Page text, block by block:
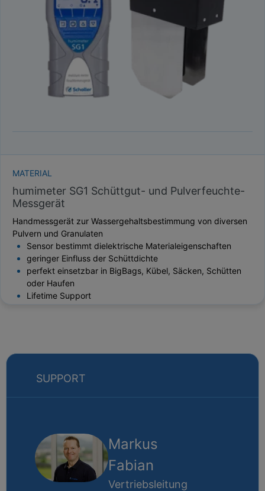
SCHÜTTDICHTE
GEWICHT / MASSE
MATERIAL
humimeter SG1 Schüttgut- und Pulverfeuchte-
Messgerät
Handmessgerät zur Wassergehaltsbestimmung von diversen
Pulvern und Granulaten
Sensor bestimmt dielektrische Materialeigenschaften
geringer Einfluss der Schüttdichte
perfekt einsetzbar in BigBags, Kübel, Säcken, Schütten
oder Haufen
Lifetime Support
SUPPORT
Markus
Fabian
Vertriebsleitung